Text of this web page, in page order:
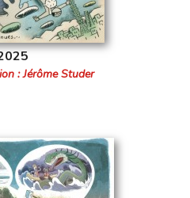
: Jérôme Studer